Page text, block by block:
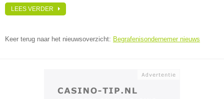
LEES VERDER
Keer terug naar het nieuwsoverzicht: Begrafenisondernemer nieuws